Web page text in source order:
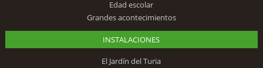
Edad escolar
Grandes acontecimientos
INSTALACIONES
El Jardín del Turia